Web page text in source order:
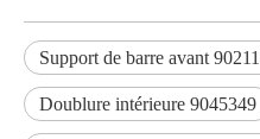
Support de barre avant
Doublure intérieure 9045349